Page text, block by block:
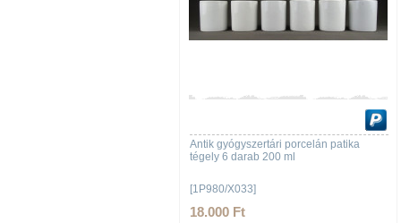
Antik gyógyszertári porcelán patika
tégely 6 darab 200 ml
[1P980/X033]
18.000 Ft